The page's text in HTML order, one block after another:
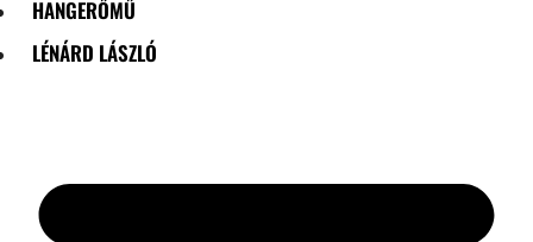
HANGERŐMŰ
LÉNÁRD LÁSZLÓ